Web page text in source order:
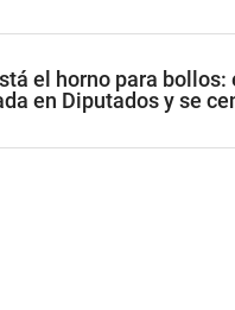
el horno para
en Diputados y se